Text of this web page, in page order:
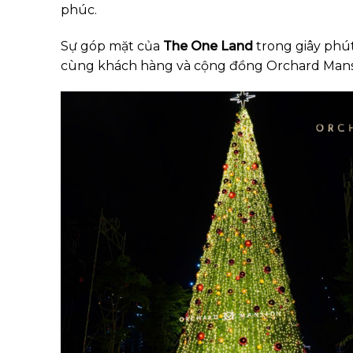
phúc.
Sự góp mặt của The One Land trong giây
cùng khách hàng và cộng đồng Orchard